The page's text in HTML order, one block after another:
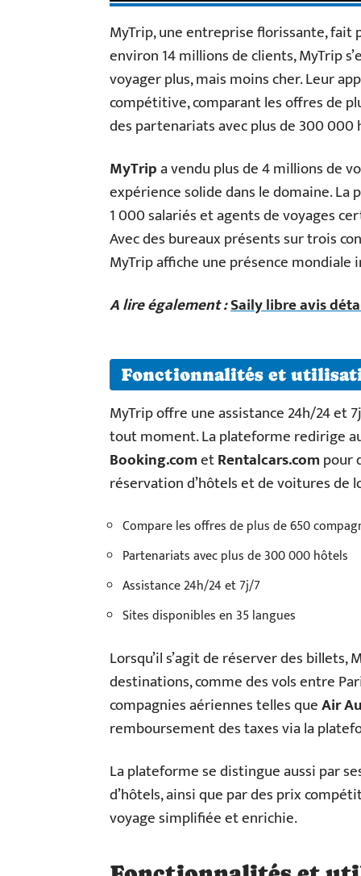
MyTrip, une entreprise florissante,
environ 14 millions de clients, MyTrip
voyager plus, mais moins cher. Leur
compétitive, comparant les offres de
des partenariats avec plus de 300 000
MyTripa vendu plus de 4 millions de
expérience solide dans le domaine.
1 000 salariés et agents de voyages
Avec des bureaux présents sur trois
MyTrip affiche une présence mondiale
A lire également :Saily libre avis
Fonctionnalités et
MyTrip offre une assistance 24h/24 et
tout moment. La plateforme redirige
Booking.cometRentalcars.compour
réservation d’hôtels et de voitures de
Compare les offres de plus de 650
Partenariats avec plus de 300 000 hôtels
Assistance 24h/24 et 7j/7
Sites disponibles en 35 langues
Lorsqu’il s’agit de réserver des
destinations, comme des vols entre
compagnies aériennes telles queAir
remboursement des taxes via la
La plateforme se distingue aussi par
d’hôtels, ainsi que par des prix
voyage simplifiée et enrichie.